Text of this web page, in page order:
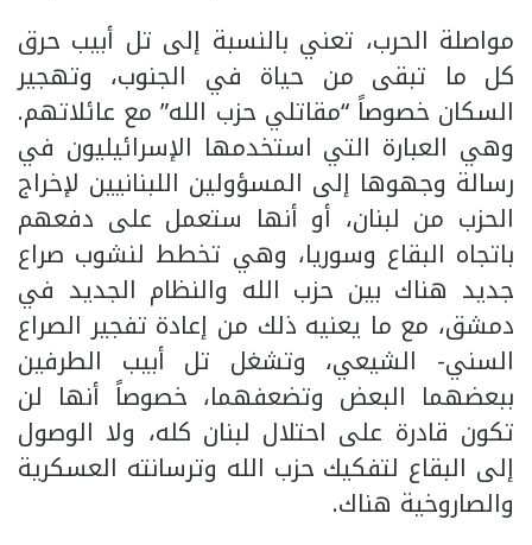
مواصلة الحرب، تعني بالنسبة إلى تل أبيب حرق
كل ما تبقى من حياة في الجنوب، وتهجير
السكان خصوصاً “مقاتلي حزب الله” مع عائلاتهم.
وهي العبارة التي استخدمها الإسرائيليون في
رسالة وجهوها إلى المسؤولين اللبنانيين لإخراج
الحزب من لبنان، أو أنها ستعمل على دفعهم
باتجاه البقاع وسوريا، وهي تخطط لنشوب صراع
جديد هناك بين حزب الله والنظام الجديد في
دمشق، مع ما يعنيه ذلك من إعادة تفجير الصراع
السني- الشيعي، وتشغل تل أبيب الطرفين
ببعضهما البعض وتضعفهما، خصوصاً أنها لن
تكون قادرة على احتلال لبنان كله، ولا الوصول
إلى البقاع لتفكيك حزب الله وترسانته العسكرية
والصاروخية هناك.